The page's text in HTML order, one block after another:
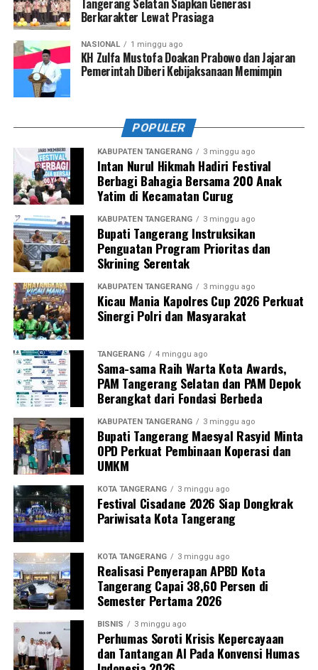
Tangerang Selatan Siapkan Generasi
Berkarakter Lewat Prasiaga
NASIONAL 1 minggu ago
KH Zulfa Mustofa Doakan Prabowo dan Jajaran
Pemerintah Diberi Kebijaksanaan Memimpin
POPULER
KABUPATEN TANGERANG 3 minggu ago
Intan Nurul Hikmah Hadiri Festival
Berbagi Bahagia Bersama 200 Anak
Yatim di Kecamatan Curug
KABUPATEN TANGERANG 3 minggu ago
Bupati Tangerang Instruksikan
Penguatan Program Prioritas dan
Skrining Serentak
KABUPATEN TANGERANG 3 minggu ago
Kicau Mania Kapolres Cup 2026 Perkuat
Sinergi Polri dan Masyarakat
TANGERANG 4 minggu ago
Sama-sama Raih Warta Kota Awards,
PAM Tangerang Selatan dan PAM Depok
Berangkat dari Fondasi Berbeda
KABUPATEN TANGERANG 3 minggu ago
Bupati Tangerang Maesyal Rasyid Minta
OPD Perkuat Pembinaan Koperasi dan
UMKM
KOTA TANGERANG 3 minggu ago
Festival Cisadane 2026 Siap Dongkrak
Pariwisata Kota Tangerang
KOTA TANGERANG 3 minggu ago
Realisasi Penyerapan APBD Kota
Tangerang Capai 38,60 Persen di
Semester Pertama 2026
BISNIS 3 minggu ago
Perhumas Soroti Krisis Kepercayaan
dan Tantangan AI Pada Konvensi Humas